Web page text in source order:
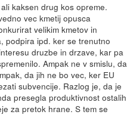
kaksen drug kos opreme.
vec kmetij opusca
velikim kmetov in
podpira ipd. ker se trenutno
druzbe in drzave, kar pa
Ampak ne v smislu, da
da jih ne bo vec, ker EU
subvencije. Razlog je, da je
presegla produktivnost ostalih
za pretok hrane. S tem se